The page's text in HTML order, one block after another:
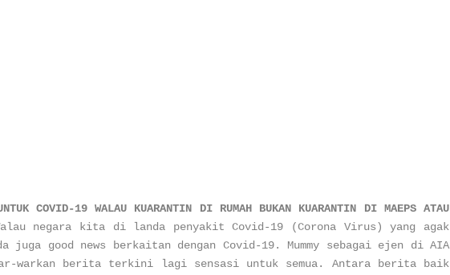
UNTUK COVID-19 WALAU KUARANTIN DI RUMAH BUKAN KUARANTIN DI MAEPS ATAU
negara kita di landa penyakit Covid-19 (Corona Virus) yang agak
juga good news berkaitan dengan Covid-19. Mummy sebagai ejen di AIA
warkan berita terkini lagi sensasi untuk semua. Antara berita baik